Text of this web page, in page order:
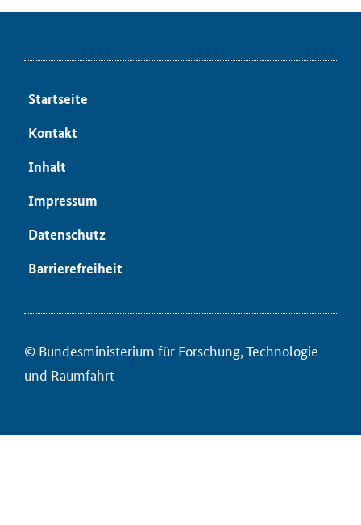
Startseite
Kontakt
Inhalt
Impressum
Datenschutz
Barrierefreiheit
© Bundesministerium für ­Forschung, Technologie
und Raumfahrt